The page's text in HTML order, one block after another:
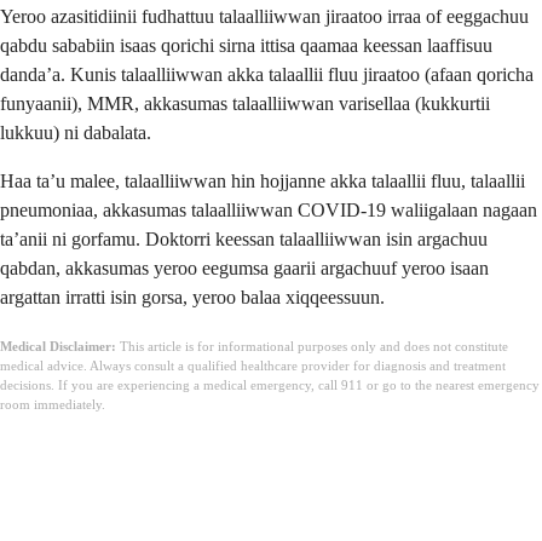
Yeroo azasitidiinii fudhattuu talaalliiwwan jiraatoo irraa of eeggachuu
qabdu sababiin isaas qorichi sirna ittisa qaamaa keessan laaffisuu
danda’a. Kunis talaalliiwwan akka talaallii fluu jiraatoo (afaan qoricha
funyaanii), MMR, akkasumas talaalliiwwan varisellaa (kukkurtii
lukkuu) ni dabalata.
Haa ta’u malee, talaalliiwwan hin hojjanne akka talaallii fluu, talaallii
pneumoniaa, akkasumas talaalliiwwan COVID-19 waliigalaan nagaan
ta’anii ni gorfamu. Doktorri keessan talaalliiwwan isin argachuu
qabdan, akkasumas yeroo eegumsa gaarii argachuuf yeroo isaan
argattan irratti isin gorsa, yeroo balaa xiqqeessuun.
Medical Disclaimer: This article is for informational purposes only and does not constitute
medical advice. Always consult a qualified healthcare provider for diagnosis and treatment
decisions. If you are experiencing a medical emergency, call 911 or go to the nearest emergency
room immediately.